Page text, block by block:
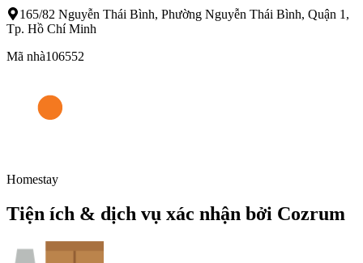
165/82 Nguyễn Thái Bình, Phường Nguyễn Thái Bình, Quận 1,
Tp. Hồ Chí Minh
Mã nhà106552
Homestay
Tiện ích & dịch vụ xác nhận bởi Cozrum